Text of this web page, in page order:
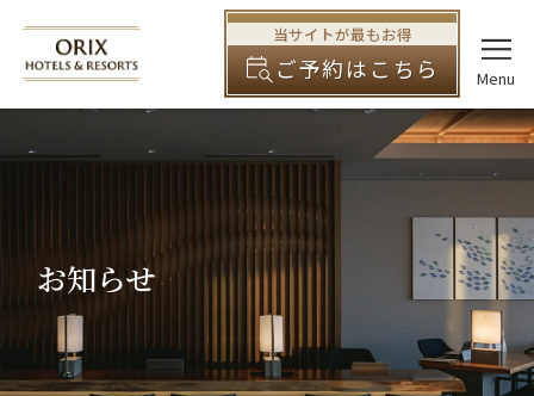
当サイトが最もお得
ご予約はこちら
お知らせ